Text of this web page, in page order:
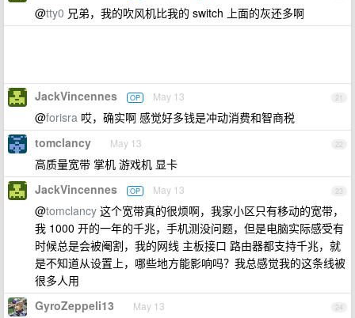
@tty0 兄弟，我的吹风机比我的 switch 上面的灰还多啊
21
JackVincennes OP May 13
@forisra 哎，确实啊 感觉好多钱是冲动消费和智商税
22
tomclancy May 13
高质量宽带 掌机 游戏机 显卡
23
JackVincennes OP May 13
@tomclancy 这个宽带真的很烦啊，我家小区只有移动的宽带，
我 1000 开的一年的千兆，手机测没问题，但是电脑实际感受有
时候总是会被阉割，我的网线 主板接口 路由器都支持千兆，就
是不知道从设置上，哪些地方能影响吗？我总感觉我的这条线被
很多人用
24
GyroZeppeli13 May 13